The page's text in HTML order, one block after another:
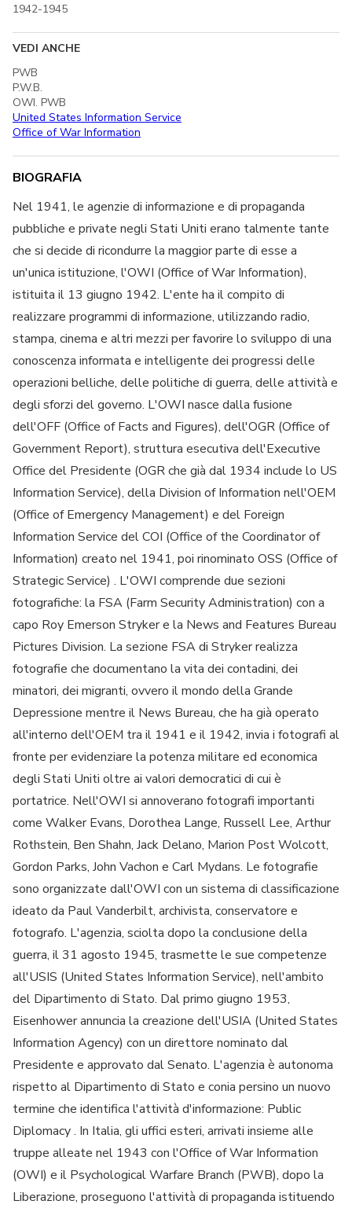
1942-1945
VEDI ANCHE
PWB
P.W.B.
OWI. PWB
United States Information Service
Office of War Information
BIOGRAFIA
Nel 1941, le agenzie di informazione e di propaganda
pubbliche e private negli Stati Uniti erano talmente tante
che si decide di ricondurre la maggior parte di esse a
un'unica istituzione, l'OWI (Office of War Information),
istituita il 13 giugno 1942. L'ente ha il compito di
realizzare programmi di informazione, utilizzando radio,
stampa, cinema e altri mezzi per favorire lo sviluppo di una
conoscenza informata e intelligente dei progressi delle
operazioni belliche, delle politiche di guerra, delle attività e
degli sforzi del governo. L'OWI nasce dalla fusione
dell'OFF (Office of Facts and Figures), dell'OGR (Office of
Government Report), struttura esecutiva dell'Executive
Office del Presidente (OGR che già dal 1934 include lo US
Information Service), della Division of Information nell'OEM
(Office of Emergency Management) e del Foreign
Information Service del COI (Office of the Coordinator of
Information) creato nel 1941, poi rinominato OSS (Office of
Strategic Service) . L'OWI comprende due sezioni
fotografiche: la FSA (Farm Security Administration) con a
capo Roy Emerson Stryker e la News and Features Bureau
Pictures Division. La sezione FSA di Stryker realizza
fotografie che documentano la vita dei contadini, dei
minatori, dei migranti, ovvero il mondo della Grande
Depressione mentre il News Bureau, che ha già operato
all'interno dell'OEM tra il 1941 e il 1942, invia i fotografi al
fronte per evidenziare la potenza militare ed economica
degli Stati Uniti oltre ai valori democratici di cui è
portatrice. Nell'OWI si annoverano fotografi importanti
come Walker Evans, Dorothea Lange, Russell Lee, Arthur
Rothstein, Ben Shahn, Jack Delano, Marion Post Wolcott,
Gordon Parks, John Vachon e Carl Mydans. Le fotografie
sono organizzate dall'OWI con un sistema di classificazione
ideato da Paul Vanderbilt, archivista, conservatore e
fotografo. L'agenzia, sciolta dopo la conclusione della
guerra, il 31 agosto 1945, trasmette le sue competenze
all'USIS (United States Information Service), nell'ambito
del Dipartimento di Stato. Dal primo giugno 1953,
Eisenhower annuncia la creazione dell'USIA (United States
Information Agency) con un direttore nominato dal
Presidente e approvato dal Senato. L'agenzia è autonoma
rispetto al Dipartimento di Stato e conia persino un nuovo
termine che identifica l'attività d'informazione: Public
Diplomacy . In Italia, gli uffici esteri, arrivati insieme alle
truppe alleate nel 1943 con l'Office of War Information
(OWI) e il Psychological Warfare Branch (PWB), dopo la
Liberazione, proseguono l'attività di propaganda istituendo